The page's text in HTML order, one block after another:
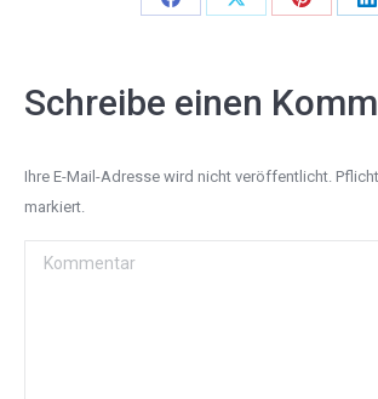
Share
Facebook
Share
Share
Schreibe einen
Ihre E-Mail-Adresse wird nicht veröffentlicht.
markiert.
Kommentar